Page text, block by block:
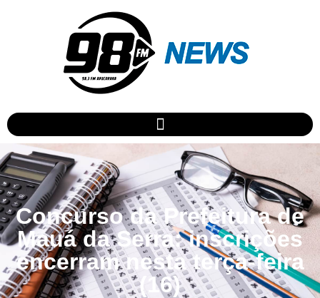
Concurso da Prefeitura de
Mauá da Serra: inscrições
encerram nesta terça-feira
(16)